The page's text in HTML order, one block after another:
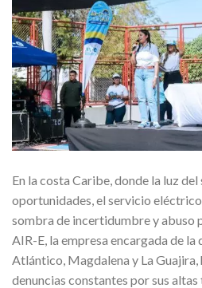
En la costa Caribe, donde la luz
oportunidades, el servicio
sombra de incertidumbre y abuso
AIR-E, la empresa encargada de
Atlántico, Magdalena y La
denuncias constantes por sus